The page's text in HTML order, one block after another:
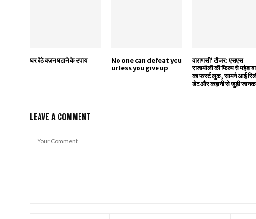
घर बैठे वज़न घटाने के उपाय
No one can defeat you
unless you give up
वाराणसी’ टीजर: एसएस
राजामौली की फिल्म से महेश
का फर्स्ट लुक, सामने आई
डेट और कहानी से जुड़ी
LEAVE A COMMENT